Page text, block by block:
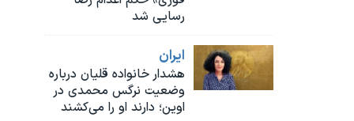
رسایی شد
ايران
هشدار خانواده قلیان درباره
وضعیت نرگس محمدی در
اوین؛ دارند او را می‌کشند